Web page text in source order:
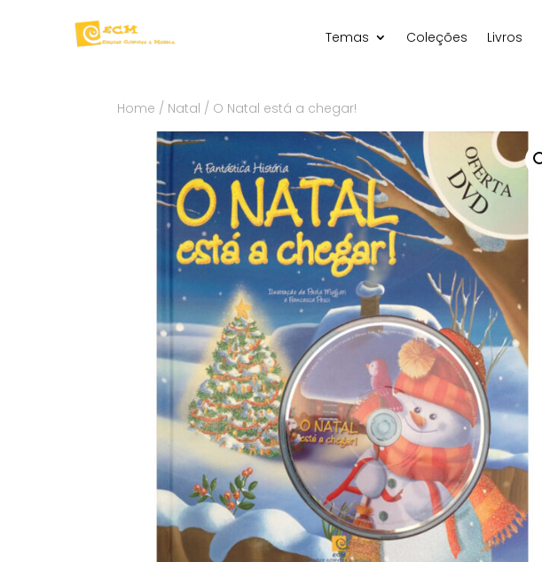
Temas Coleções Livros
Home / Natal / O Natal está a chegar!